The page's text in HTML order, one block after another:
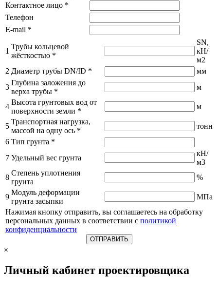
Контактное лицо *
Телефон
E-mail *
1
Трубы кольцевой
жёсткостью *
SN,
кН/
м2
2 Диаметр трубы DN/ID *
мм
3
Глубина заложения до
верха трубы *
м
4
Высота грунтовых вод от
поверхности земли *
м
5
Транспортная нагрузка,
массой на одну ось *
тонн
6 Тип грунта *
7 Удельный вес грунта
кН/
м3
8
Степень уплотнения
грунта
%
9
Модуль деформации
грунта засыпки
МПа
Нажимая кнопку отправить, вы соглашаетесь на обработку
персональных данных в соответствии с политикой
конфиденциальности
×
Личный кабинет проектировщика